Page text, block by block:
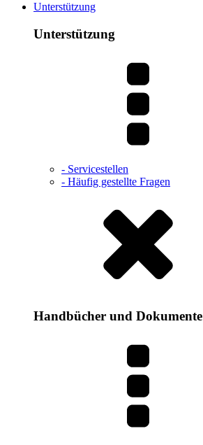
Unterstützung
Unterstützung
- Servicestellen
- Häufig gestellte Fragen
Handbücher und Dokumente